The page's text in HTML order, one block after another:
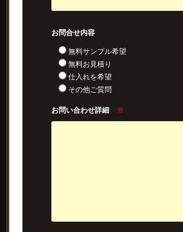
お問合せ内容
無料サンプル希望
無料お見積り
仕入れを希望
その他ご質問
お問い合わせ詳細 ※